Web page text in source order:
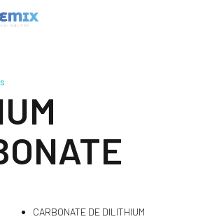
CARBONATE DE DILITHIUM